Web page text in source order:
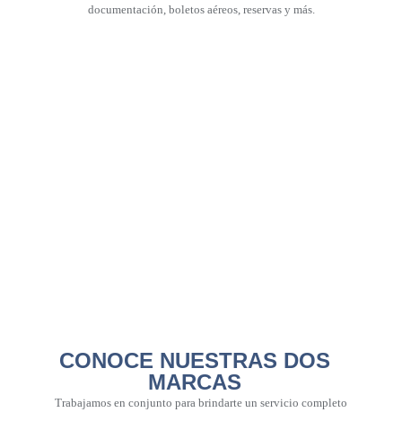
documentación, boletos aéreos, reservas y más.
CONOCE NUESTRAS DOS
MARCAS
Trabajamos en conjunto para brindarte un servicio completo